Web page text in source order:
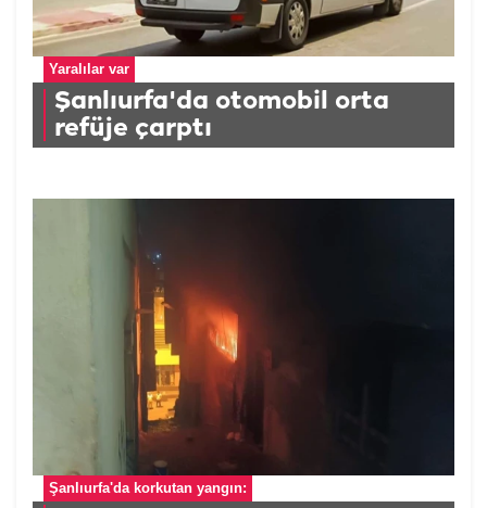
Yaralılar var
Şanlıurfa'da otomobil orta
refüje çarptı
Şanlıurfa'da korkutan yangın: